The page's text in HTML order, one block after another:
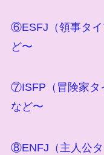
⑥ESFJ（領事タイ
ど〜
⑦ISFP（冒険家タ
など〜
⑧ENFJ（主人公